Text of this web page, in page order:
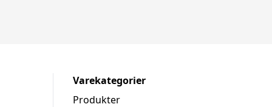
Varekategorier
Produkter